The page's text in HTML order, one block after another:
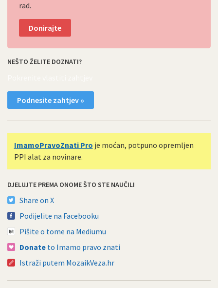
rad.
Donirajte
NEŠTO ŽELITE DOZNATI?
Podnesite zahtjev »
ImamoPravoZnati Pro je moćan, potpuno opremljen
PPI alat za novinare.
DJELUJTE PREMA ONOME ŠTO STE NAUČILI
Share on X
Podijelite na Facebooku
Pišite o tome na Mediumu
Donate to Imamo pravo znati
Istraži putem MozaikVeza.hr